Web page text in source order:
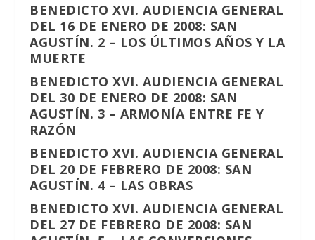
BENEDICTO XVI. AUDIENCIA GENERAL
DEL 16 DE ENERO DE 2008: SAN
AGUSTÍN. 2 – LOS ÚLTIMOS AÑOS Y LA
MUERTE
BENEDICTO XVI. AUDIENCIA GENERAL
DEL 30 DE ENERO DE 2008: SAN
AGUSTÍN. 3 – ARMONÍA ENTRE FE Y
RAZÓN
BENEDICTO XVI. AUDIENCIA GENERAL
DEL 20 DE FEBRERO DE 2008: SAN
AGUSTÍN. 4 – LAS OBRAS
BENEDICTO XVI. AUDIENCIA GENERAL
DEL 27 DE FEBRERO DE 2008: SAN